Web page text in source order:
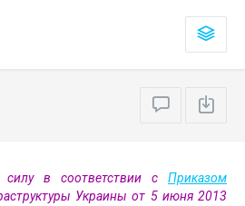
силу в соответствии с Приказом
Украины от 5 июня 2013